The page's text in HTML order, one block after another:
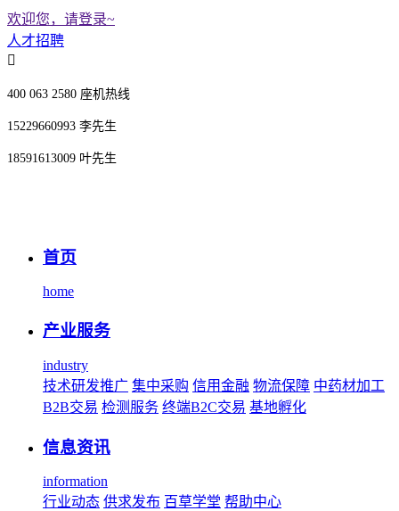
欢迎您，请登录~
人才招聘
400 063 2580 座机热线
15229660993 李先生
18591613009 叶先生
首页
home
产业服务
industry
技术研发推广 集中采购 信用金融 物流保障 中药材加工
B2B交易 检测服务 终端B2C交易 基地孵化
信息资讯
information
行业动态 供求发布 百草学堂 帮助中心